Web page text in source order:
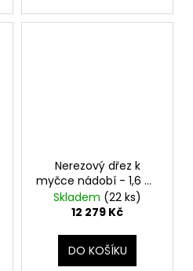
Nerezový dřez k
myčce nádobí - 1,6 m,
2 umyvadla vlevo,
hloubka 60 cm
Skladem (22 ks)
12 279 Kč
DO KOŠÍKU